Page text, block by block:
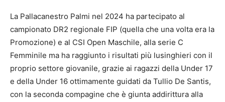
La Pallacanestro Palmi nel 2024 ha partecipato al
campionato DR2 regionale FIP (quella che una volta era la
Promozione) e al CSI Open Maschile, alla serie C
Femminile ma ha raggiunto i risultati più lusinghieri con il
proprio settore giovanile, grazie ai ragazzi della Under 17
e della Under 16 ottimamente guidati da Tullio De Santis,
con la seconda compagine che è giunta addirittura alla